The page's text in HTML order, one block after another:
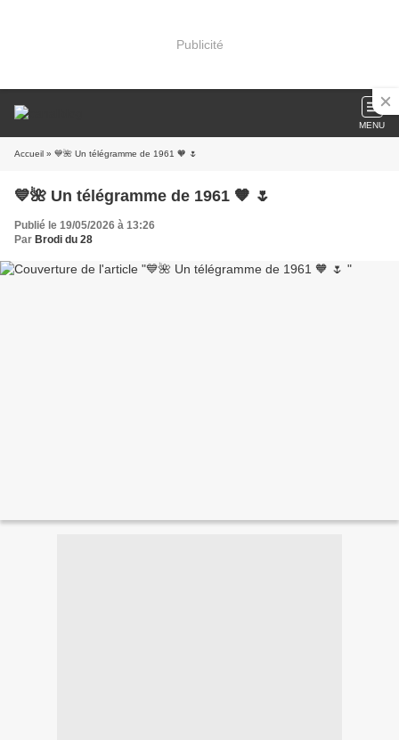
Publicité
MENU
Accueil » 💙🌺 Un télégramme de 1961 🧡 🌷
💙🌺 Un télégramme de 1961 🧡 🌷
Publié le 19/05/2026 à 13:26
Par Brodi du 28